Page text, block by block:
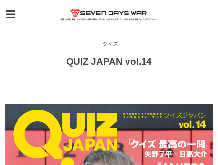
クイズ
QUIZ JAPAN vol.14